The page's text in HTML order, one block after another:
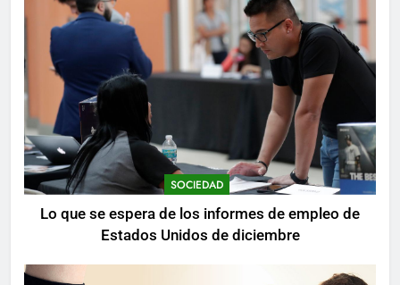
SOCIEDAD
Lo que se espera de los informes de empleo de
Estados Unidos de diciembre